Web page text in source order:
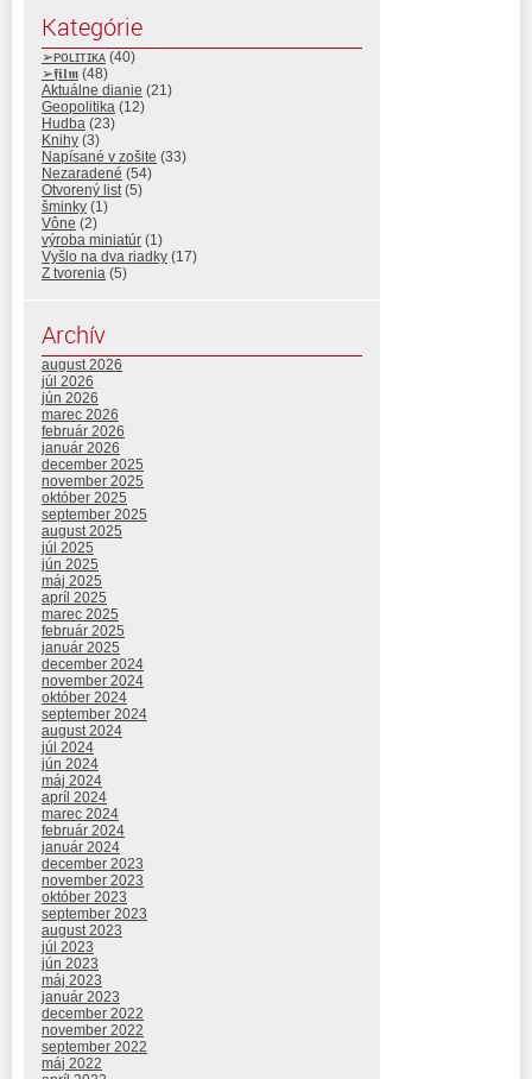
Kategórie
➢ᴘᴏʟɪᴛɪᴋᴀ (40)
➢𝖋𝖎𝖑𝖒 (48)
Aktuálne dianie (21)
Geopolitika (12)
Hudba (23)
Knihy (3)
Napísané v zošite (33)
Nezaradené (54)
Otvorený list (5)
šminky (1)
Vône (2)
výroba miniatúr (1)
Vyšlo na dva riadky (17)
Z tvorenia (5)
Archív
august 2026
júl 2026
jún 2026
marec 2026
február 2026
január 2026
december 2025
november 2025
október 2025
september 2025
august 2025
júl 2025
jún 2025
máj 2025
apríl 2025
marec 2025
február 2025
január 2025
december 2024
november 2024
október 2024
september 2024
august 2024
júl 2024
jún 2024
máj 2024
apríl 2024
marec 2024
február 2024
január 2024
december 2023
november 2023
október 2023
september 2023
august 2023
júl 2023
jún 2023
máj 2023
január 2023
december 2022
november 2022
september 2022
máj 2022